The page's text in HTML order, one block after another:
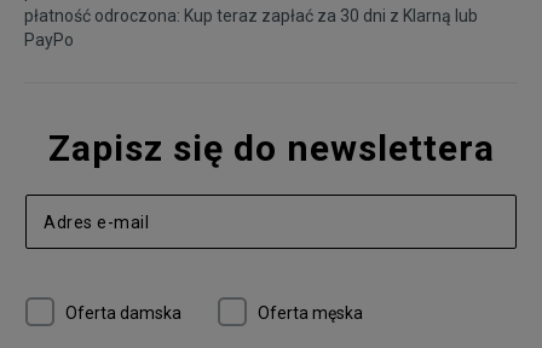
płatność odroczona: Kup teraz zapłać za 30 dni z Klarną lub
PayPo
Zapisz się do newslettera
Oferta damska Oferta męska